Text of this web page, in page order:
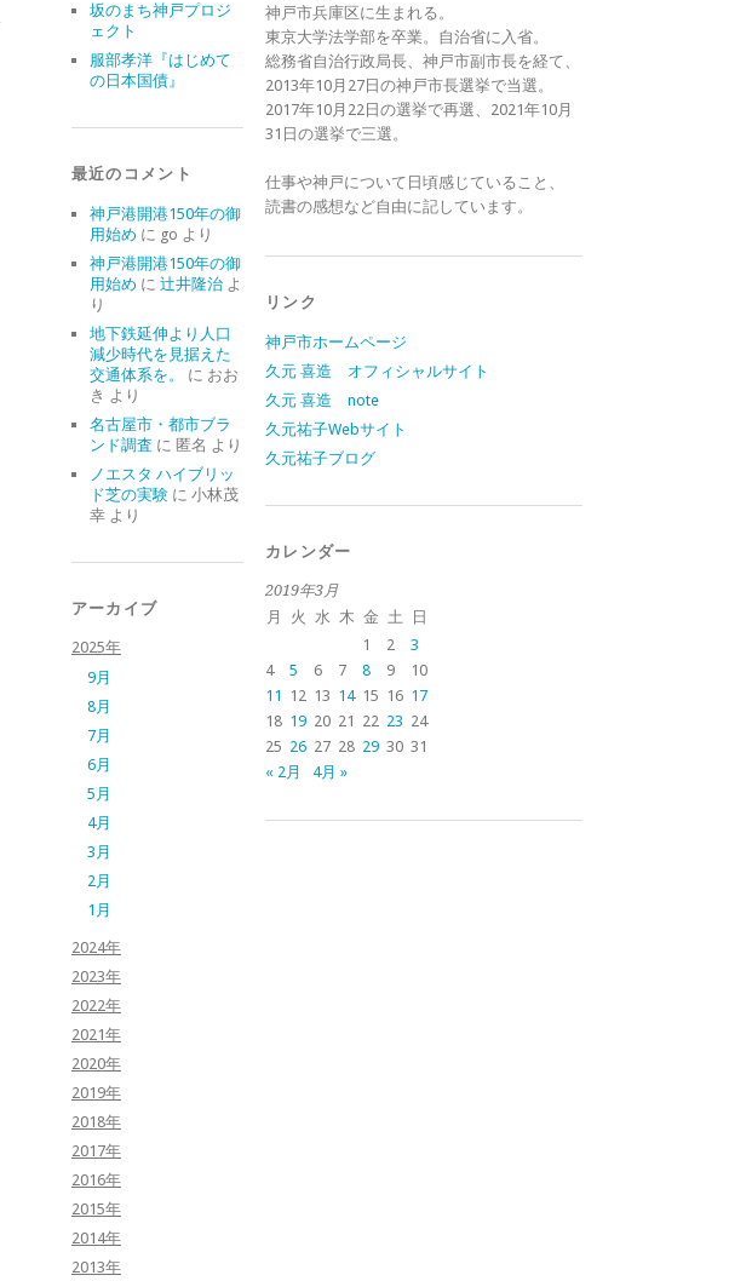
坂のまち神戸プロジ
ェクト
服部孝洋『はじめて
の日本国債』
最近のコメント
神戸港開港150年の御
用始め に go より
神戸港開港150年の御
用始め に 辻井隆治よ
り
地下鉄延伸より人口
減少時代を見据えた
交通体系を。
に おお
き より
名古屋市・都市ブラ
ンド調査 に 匿名 より
ノエスタ ハイブリッ
ド芝の実験に 小林茂
幸より
アーカイブ
2025年
9月
8月
7月
6月
5月
4月
3月
2月
1月
2024年
2023年
2022年
2021年
2020年
2019年
2018年
2017年
2016年
2015年
2014年
2013年
神戸市兵庫区に生まれる。
東京大学法学部を卒業。自治省に入省。
総務省自治行政局長、神戸市副市長を経て、
2013年10月27日の神戸市長選挙で当選。
2017年10月22日の選挙で再選、2021年10月
31日の選挙で三選。
仕事や神戸について日頃感じていること、
読書の感想など自由に記しています。
リンク
神戸市ホームページ
久元 喜造 オフィシャルサイト
久元 喜造 note
久元祐子Webサイト
久元祐子ブログ
カレンダー
2019年3月
月
火 水 木 金 土
日
1
2
3
4
5 6 7 8 9
10
11
12 13 14 15 16 17
18 19 20 21 22 23 24
25 26 27 28 29 30 31
« 2月
4月 »